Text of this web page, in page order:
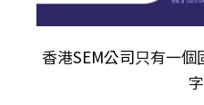
香港SEM公司只有一個